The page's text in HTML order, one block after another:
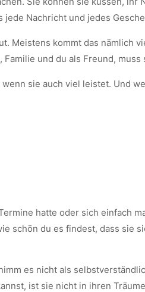
Nachricht und jedes
Meistens kommt das nämlich
und du als Freund,
sie auch viel leistet. Und
hatte oder sich einfach
schön du es findest, dass sie
es nicht als
ist sie nicht in ihren